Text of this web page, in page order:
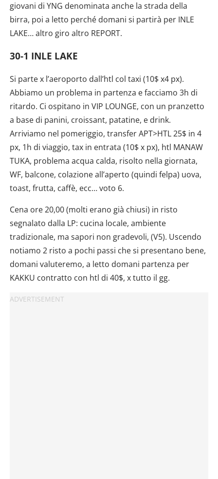
giovani di YNG denominata anche la strada della
birra, poi a letto perché domani si partirà per INLE
LAKE… altro giro altro REPORT.
30-1 INLE LAKE
Si parte x l’aeroporto dall’htl col taxi (10$ x4 px).
Abbiamo un problema in partenza e facciamo 3h di
ritardo. Ci ospitano in VIP LOUNGE, con un pranzetto
a base di panini, croissant, patatine, e drink.
Arriviamo nel pomeriggio, transfer APT>HTL 25$ in 4
px, 1h di viaggio, tax in entrata (10$ x px), htl MANAW
TUKA, problema acqua calda, risolto nella giornata,
WF, balcone, colazione all’aperto (quindi felpa) uova,
toast, frutta, caffè, ecc… voto 6.
Cena ore 20,00 (molti erano già chiusi) in risto
segnalato dalla LP: cucina locale, ambiente
tradizionale, ma sapori non gradevoli, (V5). Uscendo
notiamo 2 risto a pochi passi che si presentano bene,
domani valuteremo, a letto domani partenza per
KAKKU contratto con htl di 40$, x tutto il gg.